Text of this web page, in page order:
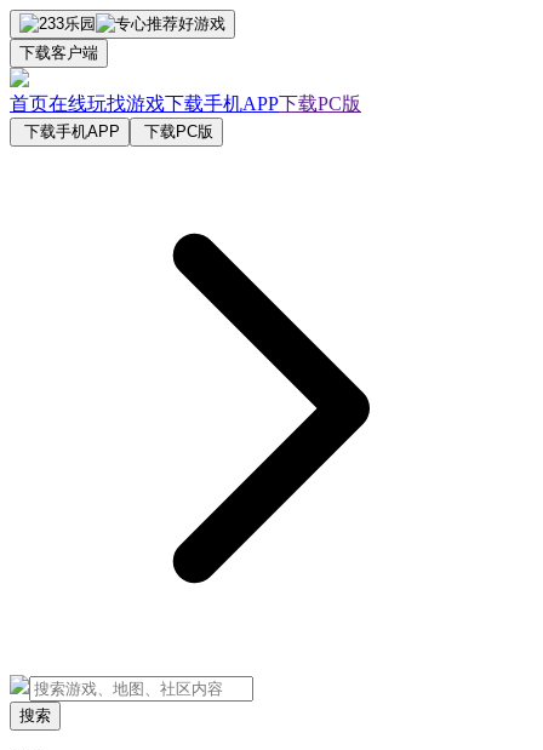
下载客户端
首页在线玩找游戏下载手机APP下载PC版
下载手机APP 下载PC版
搜索